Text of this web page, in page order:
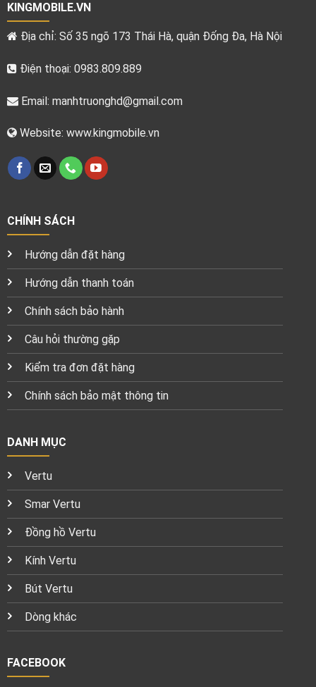
KINGMOBILE.VN
Địa chỉ: Số 35 ngõ 173 Thái Hà, quận Đống Đa, Hà Nội
Điện thoại: 0983.809.889
Email: manhtruonghd@gmail.com
Website: www.kingmobile.vn
CHÍNH SÁCH
Hướng dẫn đặt hàng
Hướng dẫn thanh toán
Chính sách bảo hành
Câu hỏi thường gặp
Kiểm tra đơn đặt hàng
Chính sách bảo mật thông tin
DANH MỤC
Vertu
Smar Vertu
Đồng hồ Vertu
Kính Vertu
Bút Vertu
Dòng khác
FACEBOOK